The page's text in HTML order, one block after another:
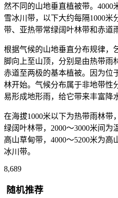
然不同的山地垂直植被带。4000
雪冰川带，以下大约每隔1000米
带、亚热带常绿阔叶林带和赤道
根据气候的山地垂直分布规律，
脚向上至山顶，分别是由热带雨
赤道至两极的基本植被。因为位
林开始。气候分布属于非地带性
易形成地形雨，给它带来丰富降
在海拔1000米以下为热带雨林带
绿阔叶林带，2000～3000米间为
高山草甸带，4000～5200米为高
冰川带。
8,689
随机推荐